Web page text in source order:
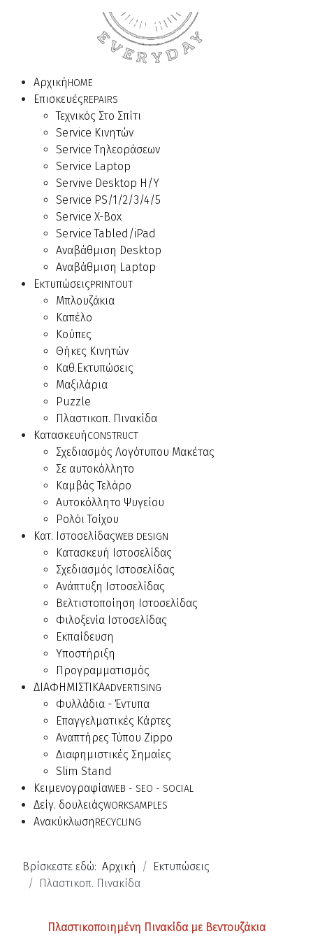
ΑρχικήHOME
ΕπισκευέςREPAIRS
Τεχνικός Στο Σπίτι
Service Κινητών
Service Τηλεοράσεων
Service Laptop
Servive Desktop Η/Υ
Service PS/1/2/3/4/5
Service X-Box
Service Tabled/iPad
Αναβάθμιση Desktop
Αναβάθμιση Laptop
ΕκτυπώσειςPRINTOUT
Μπλουζάκια
Καπέλο
Κούπες
Θήκες Κινητών
Καθ.Εκτυπώσεις
Μαξιλάρια
Puzzle
Πλαστικοπ. Πινακίδα
ΚατασκευήCONSTRUCT
Σχεδιασμός Λογότυπου Μακέτας
Σε αυτοκόλλητο
Καμβάς Τελάρο
Αυτοκόλλητο Ψυγείου
Ρολόι Τοίχου
Κατ. ΙστοσελίδαςWEB DESIGN
Κατασκευή Ιστοσελίδας
Σχεδιασμός Ιστοσελίδας
Ανάπτυξη Ιστοσελίδας
Βελτιστοποίηση Ιστοσελίδας
Φιλοξενία Ιστοσελίδας
Εκπαίδευση
Υποστήριξη
Προγραμματισμός
ΔΙΑΦΗΜΙΣΤΙΚΑADVERTISING
Φυλλάδια - Έντυπα
Επαγγελματικές Κάρτες
Αναπτήρες Τύπου Zippo
Διαφημιστικές Σημαίες
Slim Stand
ΚειμενογραφίαWEB - SEO - SOCIAL
Δείγ. δουλειάςWORKSAMPLES
ΑνακύκλωσηRECYCLING
Βρίσκεστε εδώ: Αρχική
Εκτυπώσεις
Πλαστικοπ. Πινακίδα
Πλαστικοποιημένη Πινακίδα με Βεντουζάκια